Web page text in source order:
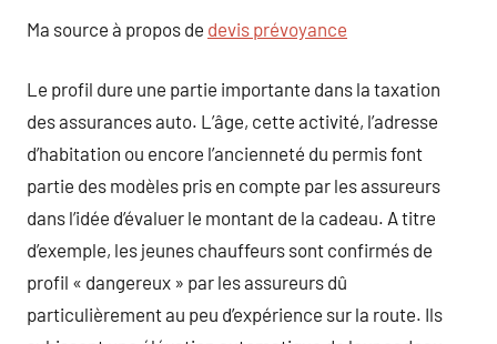
Ma source à propos de devis prévoyance
Le profil dure une partie importante dans la taxation
des assurances auto. L’âge, cette activité, l’adresse
d’habitation ou encore l’ancienneté du permis font
partie des modèles pris en compte par les assureurs
dans l’idée d’évaluer le montant de la cadeau. A titre
d’exemple, les jeunes chauffeurs sont confirmés de
profil « dangereux » par les assureurs dû
particulièrement au peu d’expérience sur la route. Ils